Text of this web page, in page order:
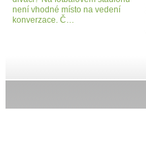
není vhodné místo na vedení
konverzace. Č…